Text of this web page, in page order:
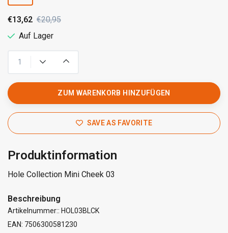
€13,62 €20,95
Auf Lager
ZUM WARENKORB HINZUFÜGEN
SAVE AS FAVORITE
Produktinformation
Hole Collection Mini Cheek 03
Beschreibung
Artikelnummer:: HOL03BLCK
EAN: 7506300581230